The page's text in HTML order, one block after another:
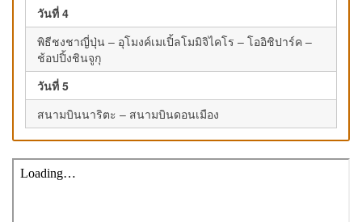
วันที่ 4
พิธีชงชาญี่ปุ่น – อุโมงค์เมเปิ้ลโมมิจิไคโร – โออิชิปาร์ค –
ช้อปปิ้งชินจูกุ
วันที่ 5
สนามบินนาริตะ – สนามบินดอนเมือง